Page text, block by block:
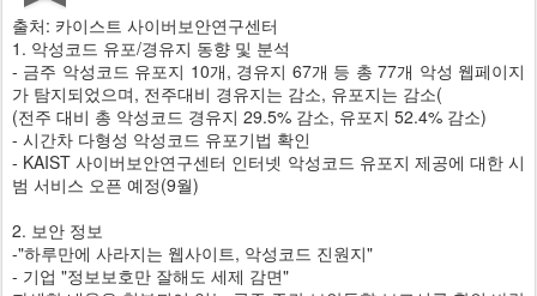
출처: 카이스트 사이버보안연구센터
1. 악성코드 유포/경유지 동향 및 분석
- 금주 악성코드 유포지 10개, 경유지 67개 등 총 77개 악성 웹페이지
가 탐지되었으며, 전주대비 경유지는 감소, 유포지는 감소(
(전주 대비 총 악성코드 경유지 29.5% 감소, 유포지 52.4% 감소)
- 시간차 다형성 악성코드 유포기법 확인
- KAIST 사이버보안연구센터 인터넷 악성코드 유포지 제공에 대한 시
범 서비스 오픈 예정(9월)
2. 보안 정보
-"하루만에 사라지는 웹사이트, 악성코드 진원지"
- 기업 "정보보호만 잘해도 세제 감면"